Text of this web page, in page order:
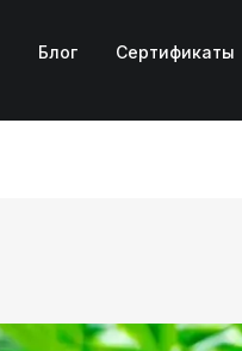
Блог Сертификаты